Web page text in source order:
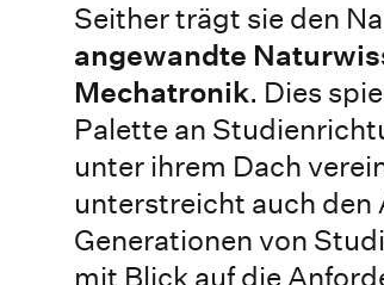
Seither trägt sie den
angewandte
Mechatronik. Dies
Palette an
unter ihrem Dach
unterstreicht auch
Generationen von
mit Blick auf die